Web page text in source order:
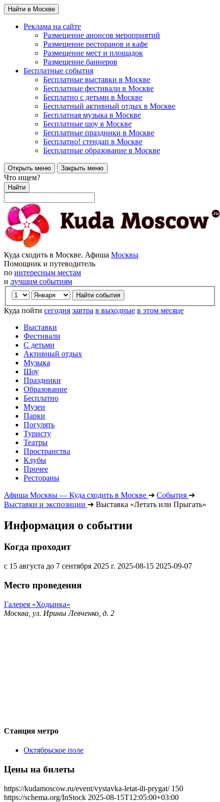
Найти в Москве
Реклама на сайте
Размещение анонсов мероприятий
Размещение ресторанов и кафе
Размещение мест и площадок
Размещение баннеров
Бесплатные события
Бесплатные выставки в Москве
Бесплатные фестивали в Москве
Бесплатно с детьми в Москве
Бесплатный активный отдых в Москве
Бесплатная музыка в Москве
Бесплатные шоу в Москве
Бесплатные праздники в Москве
Бесплатно! стендап в Москве
Бесплатные образование в Москве
Открыть меню Закрыть меню
Что ищем?
Найти
Куда сходить в Москве. Афиша Москвы
Помощник и путеводитель
по интересным местам
и лучшим событиям
Куда пойти сегодня завтра в выходные в этом месяце
Выставки
Фестивали
С детьми
Активный отдых
Музыка
Шоу
Праздники
Образование
Бесплатно
Музеи
Парки
Погулять
Туристу
Театры
Пространства
Клубы
Прочее
Рестораны
Афиша Москвы — Куда сходить в Москве ➔ События ➔
Выставки и экспозиции ➔ Выставка «Летать или Прыгать»
Информация о событии
Когда проходит
с 15 августа до 7 сентября 2025 г. 2025-08-15 2025-09-07
Место проведения
Галерея «Ходынка»
Москва, ул. Ирины Левченко, д. 2
Станция метро
Октябрьское поле
Цены на билеты
https://kudamoscow.ru/event/vystavka-letat-ili-prygat/ 150
https://schema.org/InStock 2025-08-15T12:05:00+03:00